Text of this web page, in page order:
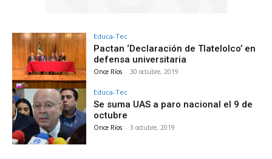
Educa-Tec
Pactan ‘Declaración de Tlatelolco’ en
defensa universitaria
Once Ríos - 30 octubre, 2019
Educa-Tec
Se suma UAS a paro nacional el 9 de
octubre
Once Ríos - 3 octubre, 2019